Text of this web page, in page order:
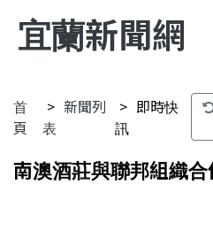
宜蘭新聞網
首
頁
新聞列
表
即時快
訊
南澳酒莊與聯邦組織